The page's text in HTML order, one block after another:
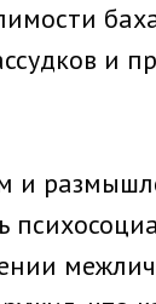
и
и